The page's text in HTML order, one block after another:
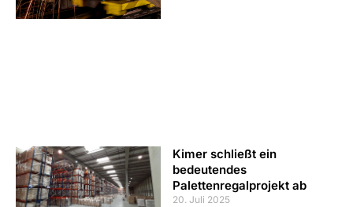
Kimer schließt ein
bedeutendes
Palettenregalprojekt ab
20. Juli 2025